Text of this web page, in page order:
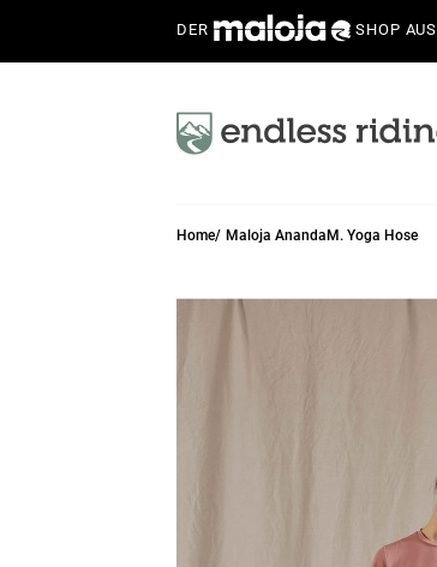
DER SHOP AUS
Home Maloja AnandaM. Yoga Hose